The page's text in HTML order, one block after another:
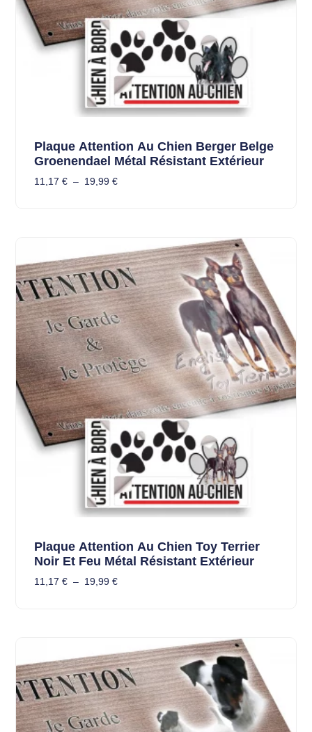
Plaque Attention Au Chien Berger Belge
Groenendael Métal Résistant Extérieur
11,17 € – 19,99 €
Plaque Attention Au Chien Toy Terrier
Noir Et Feu Métal Résistant Extérieur
11,17 € – 19,99 €